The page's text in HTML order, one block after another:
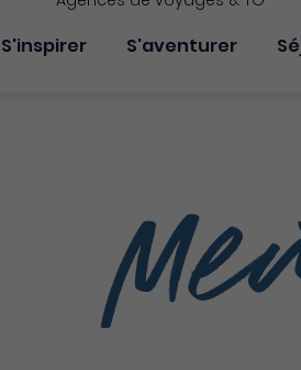
Navigation principale
S'inspirer
S'aventurer